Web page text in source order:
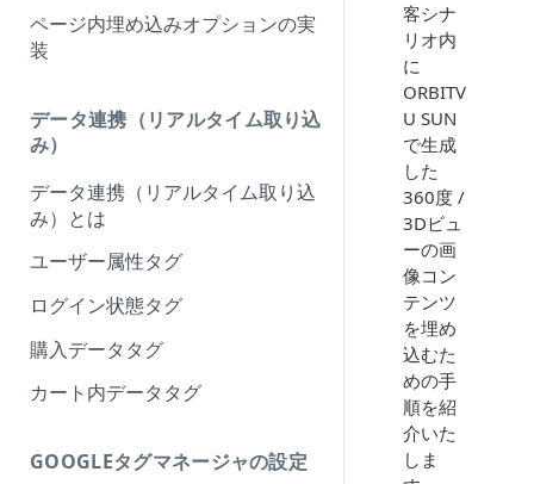
ページ内埋め込みオプションの実
装
データ連携（リアルタイム取り込
み）
データ連携（リアルタイム取り込
み）とは
ユーザー属性タグ
ログイン状態タグ
購入データタグ
カート内データタグ
GOOGLEタグマネージャの設定
客シナ
リオ内
に
ORBITV
U SUN
で生成
した
360度 /
3Dビュ
ーの画
像コン
テンツ
を埋め
込むた
めの手
順を紹
介いた
しま